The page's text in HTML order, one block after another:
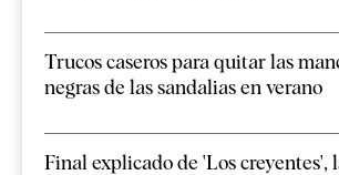
Trucos caseros para quitar las
negras de las sandalias en verano
Final explicado de 'Los creyentes',